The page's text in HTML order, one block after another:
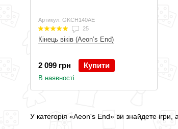
У категорія «Aeon's End» ви знайдете
Артикул: GKCH140AE
25
Кінець віків (Aeon’s End)
2 099 грн Купити
В наявності